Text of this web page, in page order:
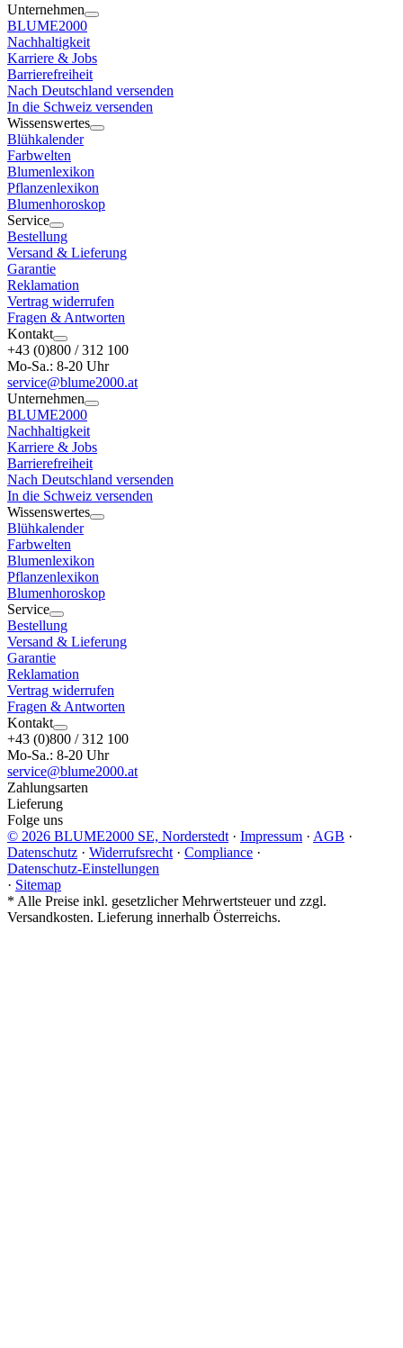
Unternehmen
BLUME2000
Nachhaltigkeit
Karriere & Jobs
Barrierefreiheit
Nach Deutschland versenden
In die Schweiz versenden
Wissenswertes
Blühkalender
Farbwelten
Blumenlexikon
Pflanzenlexikon
Blumenhoroskop
Service
Bestellung
Versand & Lieferung
Garantie
Reklamation
Vertrag widerrufen
Fragen & Antworten
Kontakt
+43 (0)800 / 312 100
Mo-Sa.: 8-20 Uhr
service@blume2000.at
Unternehmen
BLUME2000
Nachhaltigkeit
Karriere & Jobs
Barrierefreiheit
Nach Deutschland versenden
In die Schweiz versenden
Wissenswertes
Blühkalender
Farbwelten
Blumenlexikon
Pflanzenlexikon
Blumenhoroskop
Service
Bestellung
Versand & Lieferung
Garantie
Reklamation
Vertrag widerrufen
Fragen & Antworten
Kontakt
+43 (0)800 / 312 100
Mo-Sa.: 8-20 Uhr
service@blume2000.at
Zahlungsarten
Lieferung
Folge uns
© 2026 BLUME2000 SE, Norderstedt · Impressum · AGB ·
Datenschutz · Widerrufsrecht · Compliance ·
Datenschutz-Einstellungen
· Sitemap
* Alle Preise inkl. gesetzlicher Mehrwertsteuer und zzgl.
Versandkosten. Lieferung innerhalb Österreichs.